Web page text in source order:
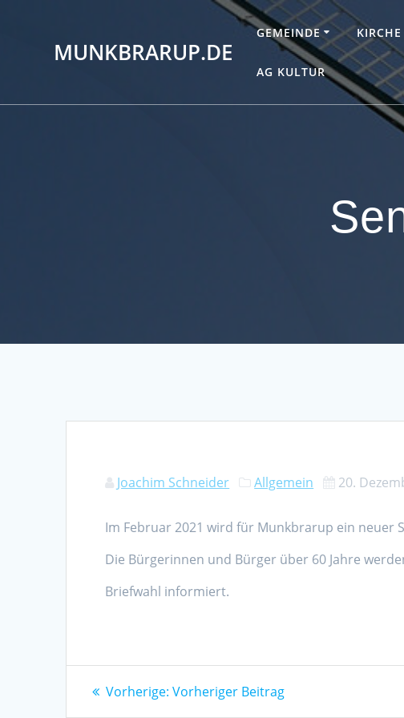
MUNKBRARUP.DE
GEMEINDE KIRCHE
AG KULTUR
Joachim Schneider Allgemein 20.
Im Februar 2021 wird für Munkbrarup ein neuer
Die Bürgerinnen und Bürger über 60 Jahre
Briefwahl informiert.
Beitragsnavigation
Vorherige: Vorheriger
Vorheriger Beitrag